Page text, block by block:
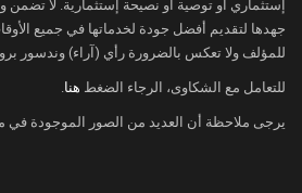
إستثماري أو توصية أو نصيحة إستثمارية. لا
جهدها لتقديم أفضل جودة لخدماتها في جميع
للمؤلف ولا تعكس بالضرورة رأي (آراء) وندسور
للتعامل مع الشكاوى، الرجاء الضغط هنا
يرجى ملاحظة أن العديد من الصور الموجودة في